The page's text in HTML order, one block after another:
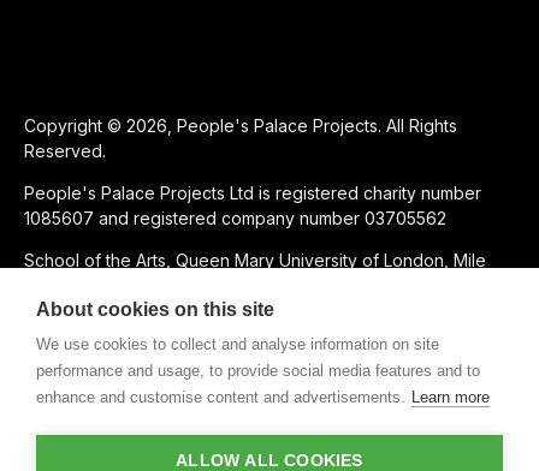
SUPPORTED USING PUBLIC FUNDING BY
Copyright © 2026, People's Palace Projects. All Rights
Reserved.
People's Palace Projects Ltd is registered charity number
1085607 and registered company number 03705562
School of the Arts, Queen Mary University of London, Mile
About cookies on this site
We use cookies to collect and analyse information on site
performance and usage, to provide social media features and to
enhance and customise content and advertisements. Learn more
ALLOW ALL COOKIES